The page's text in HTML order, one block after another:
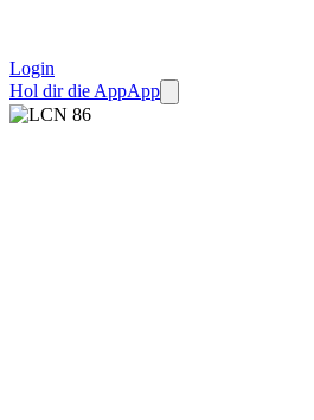
Login
Hol dir die AppApp